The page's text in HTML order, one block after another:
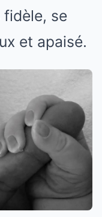
se
et apaisé.